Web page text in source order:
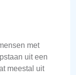
met
uit een
meestal uit